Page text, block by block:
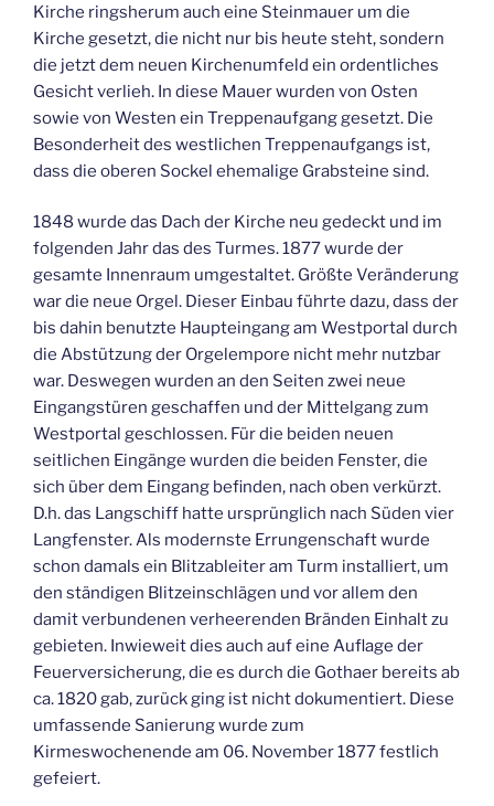
Kirche ringsherum auch eine Steinmauer um die
Kirche gesetzt, die nicht nur bis heute steht, sondern
die jetzt dem neuen Kirchenumfeld ein ordentliches
Gesicht verlieh. In diese Mauer wurden von Osten
sowie von Westen ein Treppenaufgang gesetzt. Die
Besonderheit des westlichen Treppenaufgangs ist,
dass die oberen Sockel ehemalige Grabsteine sind.
1848 wurde das Dach der Kirche neu gedeckt und im
folgenden Jahr das des Turmes. 1877 wurde der
gesamte Innenraum umgestaltet. Größte Veränderung
war die neue Orgel. Dieser Einbau führte dazu, dass der
bis dahin benutzte Haupteingang am Westportal durch
die Abstützung der Orgelempore nicht mehr nutzbar
war. Deswegen wurden an den Seiten zwei neue
Eingangstüren geschaffen und der Mittelgang zum
Westportal geschlossen. Für die beiden neuen
seitlichen Eingänge wurden die beiden Fenster, die
sich über dem Eingang befinden, nach oben verkürzt.
D.h. das Langschiff hatte ursprünglich nach Süden vier
Langfenster. Als modernste Errungenschaft wurde
schon damals ein Blitzableiter am Turm installiert, um
den ständigen Blitzeinschlägen und vor allem den
damit verbundenen verheerenden Bränden Einhalt zu
gebieten. Inwieweit dies auch auf eine Auflage der
Feuerversicherung, die es durch die Gothaer bereits ab
ca. 1820 gab, zurück ging ist nicht dokumentiert. Diese
umfassende Sanierung wurde zum
Kirmeswochenende am 06. November 1877 festlich
gefeiert.